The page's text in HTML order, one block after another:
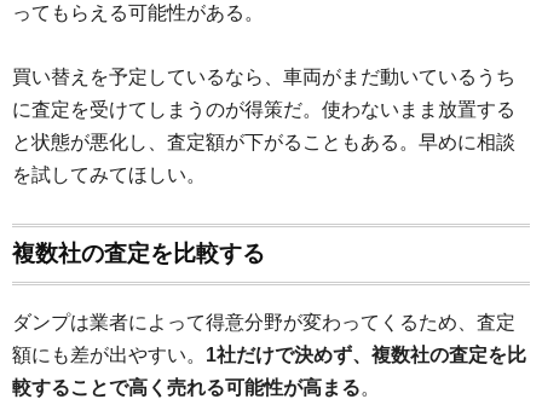
ってもらえる可能性がある。
買い替えを予定しているなら、車両がまだ動いているうち
に査定を受けてしまうのが得策だ。使わないまま放置する
と状態が悪化し、査定額が下がることもある。早めに相談
を試してみてほしい。
複数社の査定を比較する
ダンプは業者によって得意分野が変わってくるため、査定
額にも差が出やすい。 1社だけで決めず、複数社の査定を比
較することで高く売れる可能性が高まる。